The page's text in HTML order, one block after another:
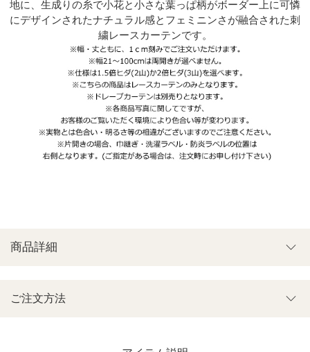
地に、生成りの糸で小花と小さな葉っぱ柄がボーダー上に可憐
にデザインされたナチュラル感とフェミニンさが融合された刺
繍レースカーテンです。
ご注文方法
商品詳細